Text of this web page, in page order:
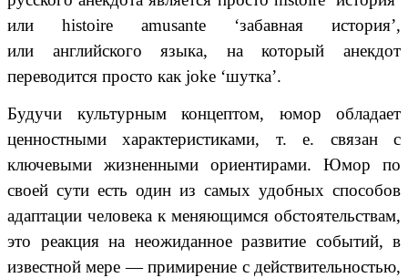
или histoire amusante ‘забавная история’,
или английского языка, на который анекдот
переводится просто как joke ‘шутка’.
Будучи культурным концептом, юмор обладает
ценностными характеристиками, т. е. связан с
ключевыми жизненными ориентирами. Юмор по
своей сути есть один из самых удобных способов
адаптации человека к меняющимся обстоятельствам,
это реакция на неожиданное развитие событий, в
известной мере — примирение с действительностью,